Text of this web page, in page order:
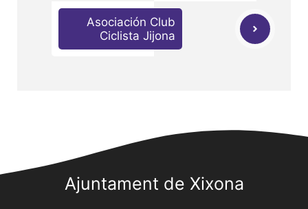
Asociación Club
Ciclista Jijona
Ajuntament de Xixona